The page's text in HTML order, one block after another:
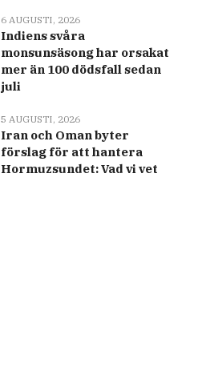
6 AUGUSTI, 2026
Indiens svåra
monsunsäsong har orsakat
mer än 100 dödsfall sedan
juli
5 AUGUSTI, 2026
Iran och Oman byter
förslag för att hantera
Hormuzsundet: Vad vi vet